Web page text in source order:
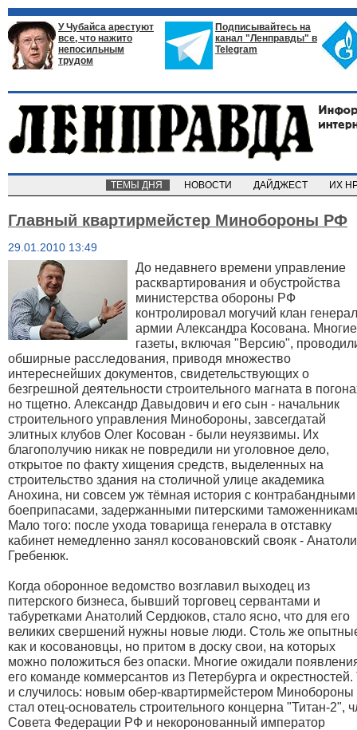
У Чубайса арестуют
все, что нажито
непосильным
трудом
Подписывайтесь на
канал "Ленправды" в
Telegram
ТЕМЫ ДНЯ НОВОСТИ ДАЙДЖЕСТ ИХ
Главный квартирмейстер Минобороны РФ
29.01.2010 13:49
До недавнего времени управление
расквартирования и обустройства
министерства обороны РФ
контролировал могучий клан
армии Александра Косована. Многие
газеты, включая "Версию",
обширные расследования, приводя множество
интереснейших документов, свидетельствующих о
безгрешной деятельности строительного магната в
но тщетно. Александр Давыдович и его сын - начальник
строительного управления Минобороны, завсегдатай
элитных клубов Олег Косован - были неуязвимы. Их
благополучию никак не повредили ни уголовное дело,
открытое по факту хищения средств, выделенных на
строительство здания на столичной улице академика
Анохина, ни совсем уж тёмная история с контрабандными
боеприпасами, задержанными питерскими
Мало того: после ухода товарища генерала в отставку
кабинет немедленно занял косовановский свояк -
Гребенюк.
Когда оборонное ведомство возглавил выходец из
питерского бизнеса, бывший торговец сервантами и
табуретками Анатолий Сердюков, стало ясно, что для его
великих свершений нужны новые люди. Столь же
как и косовановцы, но притом в доску свои, на которых
можно положиться без опаски. Многие ожидали
его команде коммерсантов из Петербурга и окрестностей.
и случилось: новым обер-квартирмейстером Минобороны
стал отец-основатель строительного концерна "Титан-2",
Совета Федерации РФ и некоронованный император